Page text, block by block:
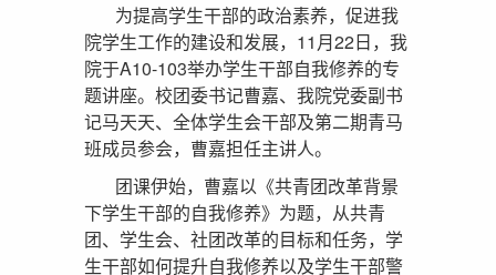
为提高学生干部的政治素养，促进我
院学生工作的建设和发展，11月22日，我
院于A10-103举办学生干部自我修养的专
题讲座。校团委书记曹嘉、我院党委副书
记马天天、全体学生会干部及第二期青马
班成员参会，曹嘉担任主讲人。
团课伊始，曹嘉以《共青团改革背景
下学生干部的自我修养》为题，从共青
团、学生会、社团改革的目标和任务，学
生干部如何提升自我修养以及学生干部警